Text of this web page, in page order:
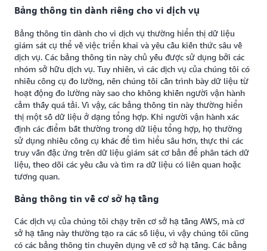
Bảng thông tin dành riêng cho vi dịch vụ
Bảng thông tin dành cho vi dịch vụ thường hiển thị dữ liệu
giám sát cụ thể về việc triển khai và yêu cầu kiến thức sâu về
dịch vụ. Các bảng thông tin này chủ yếu được sử dụng bởi các
nhóm sở hữu dịch vụ. Tuy nhiên, vì các dịch vụ của chúng tôi có
nhiều công cụ đo lường, nên chúng tôi cần trình bày dữ liệu từ
hoạt động đo lường này sao cho không khiến người vận hành
cảm thấy quá tải. Vì vậy, các bảng thông tin này thường hiển
thị một số dữ liệu ở dạng tổng hợp. Khi người vận hành xác
định các điểm bất thường trong dữ liệu tổng hợp, họ thường
sử dụng nhiều công cụ khác để tìm hiểu sâu hơn, thực thi các
truy vấn đặc ứng trên dữ liệu giám sát cơ bản để phân tách dữ
liệu, theo dõi các yêu cầu và tìm ra dữ liệu có liên quan hoặc
tương quan.
Bảng thông tin về cơ sở hạ tầng
Các dịch vụ của chúng tôi chạy trên cơ sở hạ tầng AWS, mà cơ
sở hạ tầng này thường tạo ra các số liệu, vì vậy chúng tôi cũng
có các bảng thông tin chuyên dụng về cơ sở hạ tầng. Các bảng